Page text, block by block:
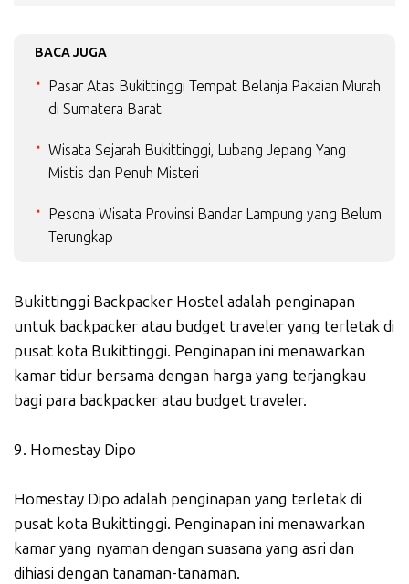
BACA JUGA
Pasar Atas Bukittinggi Tempat Belanja Pakaian Murah
di Sumatera Barat
Wisata Sejarah Bukittinggi, Lubang Jepang Yang
Mistis dan Penuh Misteri
Pesona Wisata Provinsi Bandar Lampung yang Belum
Terungkap
Bukittinggi Backpacker Hostel adalah penginapan
untuk backpacker atau budget traveler yang terletak di
pusat kota Bukittinggi. Penginapan ini menawarkan
kamar tidur bersama dengan harga yang terjangkau
bagi para backpacker atau budget traveler.
9. Homestay Dipo
Homestay Dipo adalah penginapan yang terletak di
pusat kota Bukittinggi. Penginapan ini menawarkan
kamar yang nyaman dengan suasana yang asri dan
dihiasi dengan tanaman-tanaman.